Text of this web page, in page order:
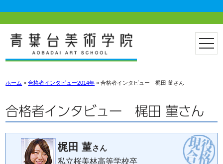
ホーム » 合格者インタビュー2014年 » 合格者インタビュー 梶田 菫さん
合格者インタビュー 梶田 菫さん
梶田 菫さん
私立桜美林高等学校卒